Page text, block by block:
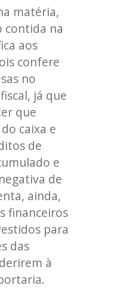
matéria,
contida na
aos
confere
no
já que
que
caixa e
de
e
de
ainda,
financeiros
para
das
à